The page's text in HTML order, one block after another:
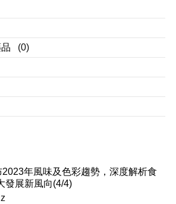
(0)
年風味及色彩趨勢，深度解析食
發展新風向(4/4)